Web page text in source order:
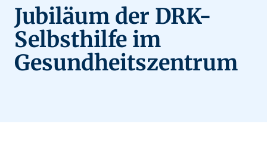
Jubiläum der DRK-
Selbsthilfe im
Gesundheitszentrum